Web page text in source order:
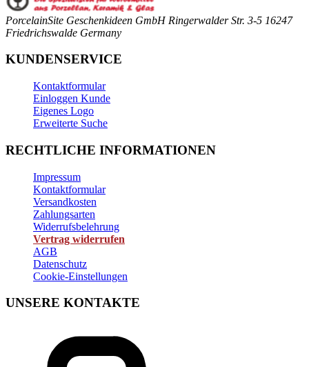
PorcelainSite Geschenkideen GmbH Ringerwalder Str. 3-5 16247
Friedrichswalde Germany
KUNDENSERVICE
Kontaktformular
Einloggen Kunde
Eigenes Logo
Erweiterte Suche
RECHTLICHE INFORMATIONEN
Impressum
Kontaktformular
Versandkosten
Zahlungsarten
Widerrufsbelehrung
Vertrag widerrufen
AGB
Datenschutz
Cookie-Einstellungen
UNSERE KONTAKTE